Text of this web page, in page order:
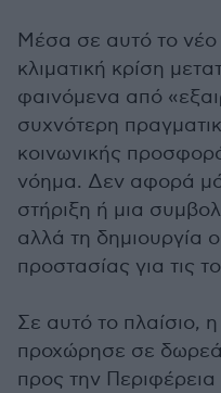
Μέσα σε αυτό το νέο
κλιματική κρίση
φαινόμενα από
συχνότερη
κοινωνικής
νόημα. Δεν αφορά
στήριξη ή μια
αλλά τη δημιουργία
προστασίας για τις
Σε αυτό το πλαίσιο,
προχώρησε σε
προς την